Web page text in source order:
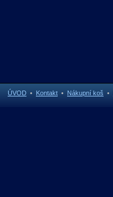
ÚVOD • Kontakt • Nákupní koš •